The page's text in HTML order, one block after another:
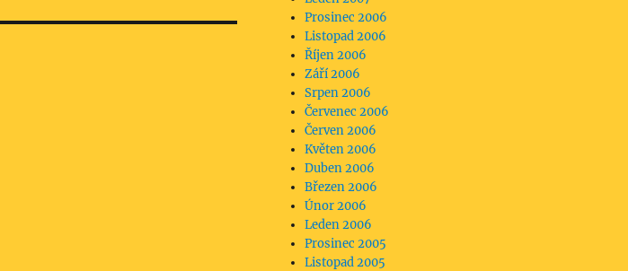
Prosinec 2006
Listopad 2006
Říjen 2006
Září 2006
Srpen 2006
Červenec 2006
Červen 2006
Květen 2006
Duben 2006
Březen 2006
Únor 2006
Leden 2006
Prosinec 2005
Listopad 2005